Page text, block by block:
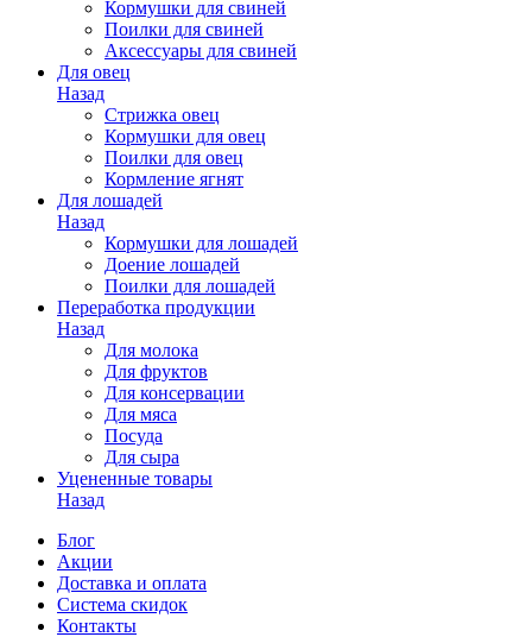
Кормушки для свиней
Поилки для свиней
Аксессуары для свиней
Для овец
Назад
Стрижка овец
Кормушки для овец
Поилки для овец
Кормление ягнят
Для лошадей
Назад
Кормушки для лошадей
Доение лошадей
Поилки для лошадей
Переработка продукции
Назад
Для молока
Для фруктов
Для консервации
Для мяса
Посуда
Для сыра
Уцененные товары
Назад
Блог
Акции
Доставка и оплата
Система скидок
Контакты